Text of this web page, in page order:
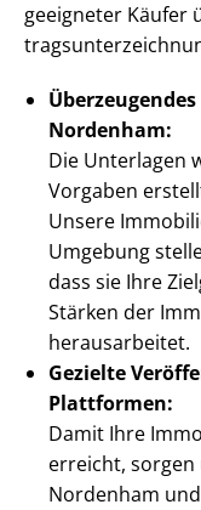
geeigneter Käufer
Nordenham:
Die Unterlagen
Vorgaben
Unsere
Umgebung
dass sie Ihre
Stärken der
herausarbeitet.
Gezielte
Plattformen:
Damit Ihre
erreicht,
Nordenham